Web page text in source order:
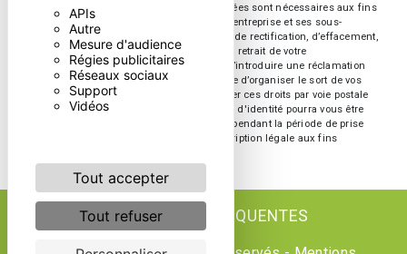
APIs
Autre
Mesure d'audience
Régies publicitaires
Réseaux sociaux
Support
Vidéos
Tout accepter
Tout refuser
** Les données personnelles communiquées sont nécessaires aux fins
de vous contacter. Elles sont destinées à l'entreprise et ses sous-
traitants. Vous disposez de droits d’accès, de rectification, d’effacement,
de portabilité, de limitation, d’opposition, de retrait de votre
consentement à tout moment et du droit d’introduire une réclamation
auprès d’une autorité de contrôle, ainsi que d’organiser le sort de vos
données post-mortem. Vous pouvez exercer ces droits par voie postale
ou par courrier électronique. Un justificatif d'identité pourra vous être
demandé. Nous conservons vos données pendant la période de prise
de contact puis pendant la durée de prescription légale aux fins
RECHERCHES FRÉQUENTES